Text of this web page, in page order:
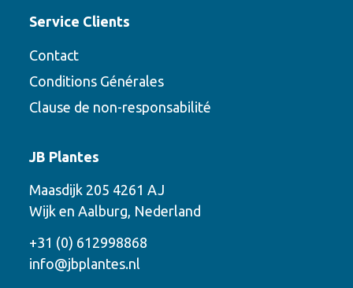
options suivantes
Service Clients
Contact
Conditions Générales
Clause de non-responsabilité
JB Plantes
Maasdijk 205 4261 AJ
Wijk en Aalburg, Nederland
+31 (0) 612998868
info@jbplantes.nl